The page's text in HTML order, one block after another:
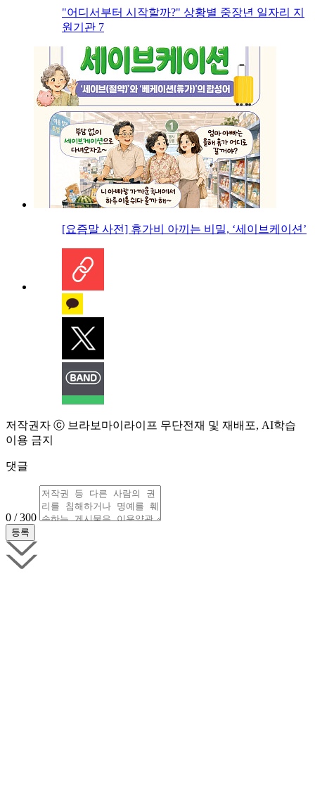
"어디서부터 시작할까?" 상황별 중장년 일자리 지
원기관 7
[요즘말 사전] 휴가비 아끼는 비밀, ‘세이브케이션’
저작권자 ⓒ 브라보마이라이프 무단전재 및 재배포, AI학습
이용 금지
댓글
0 / 300